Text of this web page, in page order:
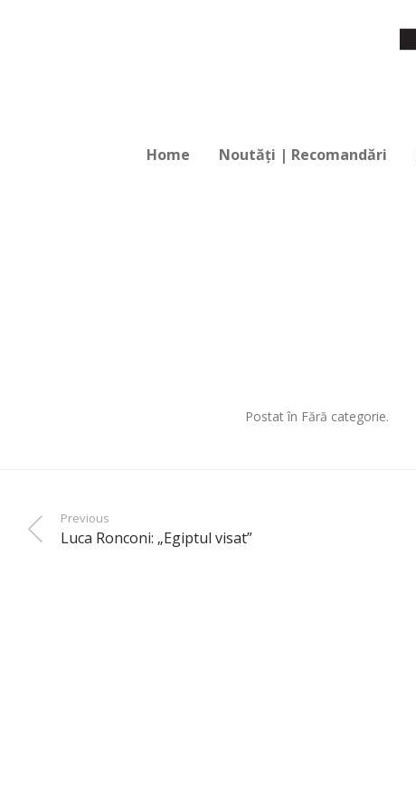
Home Noutăți | Recomandări
Postat în Fără categorie.
Previous
Luca Ronconi: „Egiptul visat”